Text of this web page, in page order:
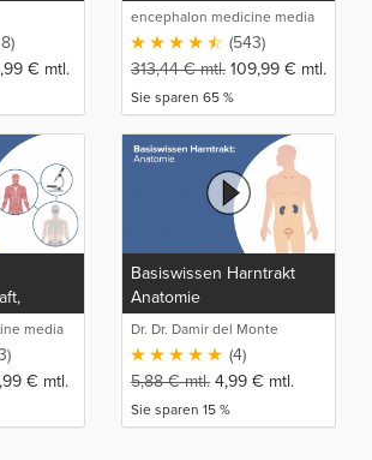
€ mtl.
encephalon medicine media
production GmbH(543)
313,44€mtl. 109,99 € mtl.
Sie sparen 65 %
media
€ mtl.
Basiswissen Harntrakt
Anatomie
Dr. Dr. Damir del Monte
(4)
5,88€mtl. 4,99 € mtl.
Sie sparen 15 %